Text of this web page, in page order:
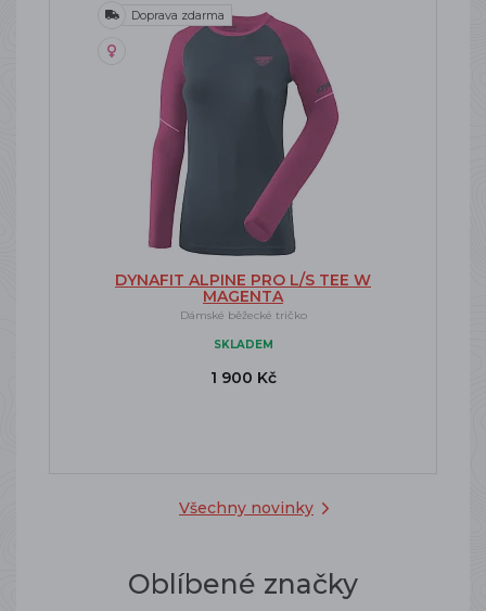
Všechny novinky
Doprava zdarma
DYNAFIT ALPINE PRO L/S TEE W
MAGENTA
Dámské běžecké tričko
SKLADEM
1 900 Kč
Oblíbené značky